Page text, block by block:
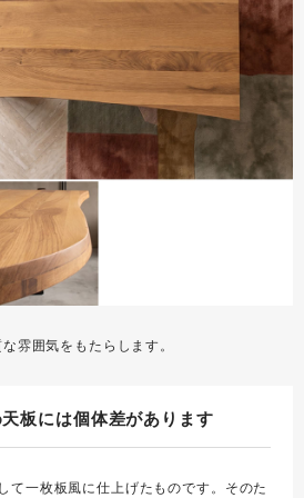
雰囲気をもたらします。
板には個体差があります
て一枚板風に仕上げたものです。そのた